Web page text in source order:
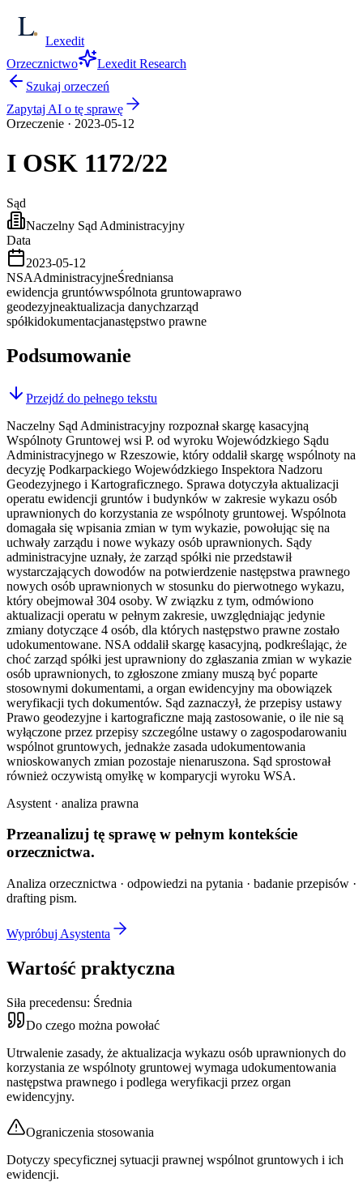
Lexedit
Orzecznictwo
Lexedit Research
Szukaj orzeczeń
Zapytaj AI o tę sprawę
Orzeczenie · 2023-05-12
I OSK 1172/22
Sąd
Naczelny Sąd Administracyjny
Data
2023-05-12
NSAAdministracyjneŚredniansa
ewidencja gruntówwspólnota gruntowaprawo
geodezyjneaktualizacja danychzarząd
spółkidokumentacjanastępstwo prawne
Podsumowanie
Przejdź do pełnego tekstu
Naczelny Sąd Administracyjny rozpoznał skargę kasacyjną
Wspólnoty Gruntowej wsi P. od wyroku Wojewódzkiego Sądu
Administracyjnego w Rzeszowie, który oddalił skargę wspólnoty na
decyzję Podkarpackiego Wojewódzkiego Inspektora Nadzoru
Geodezyjnego i Kartograficznego. Sprawa dotyczyła aktualizacji
operatu ewidencji gruntów i budynków w zakresie wykazu osób
uprawnionych do korzystania ze wspólnoty gruntowej. Wspólnota
domagała się wpisania zmian w tym wykazie, powołując się na
uchwały zarządu i nowe wykazy osób uprawnionych. Sądy
administracyjne uznały, że zarząd spółki nie przedstawił
wystarczających dowodów na potwierdzenie następstwa prawnego
nowych osób uprawnionych w stosunku do pierwotnego wykazu,
który obejmował 304 osoby. W związku z tym, odmówiono
aktualizacji operatu w pełnym zakresie, uwzględniając jedynie
zmiany dotyczące 4 osób, dla których następstwo prawne zostało
udokumentowane. NSA oddalił skargę kasacyjną, podkreślając, że
choć zarząd spółki jest uprawniony do zgłaszania zmian w wykazie
osób uprawnionych, to zgłoszone zmiany muszą być poparte
stosownymi dokumentami, a organ ewidencyjny ma obowiązek
weryfikacji tych dokumentów. Sąd zaznaczył, że przepisy ustawy
Prawo geodezyjne i kartograficzne mają zastosowanie, o ile nie są
wyłączone przez przepisy szczególne ustawy o zagospodarowaniu
wspólnot gruntowych, jednakże zasada udokumentowania
wnioskowanych zmian pozostaje nienaruszona. Sąd sprostował
również oczywistą omyłkę w komparycji wyroku WSA.
Asystent · analiza prawna
Przeanalizuj tę sprawę w pełnym kontekście
orzecznictwa.
Analiza orzecznictwa · odpowiedzi na pytania · badanie przepisów ·
drafting pism.
Wypróbuj Asystenta
Wartość praktyczna
Siła precedensu: Średnia
Do czego można powołać
Utrwalenie zasady, że aktualizacja wykazu osób uprawnionych do
korzystania ze wspólnoty gruntowej wymaga udokumentowania
następstwa prawnego i podlega weryfikacji przez organ
ewidencyjny.
Ograniczenia stosowania
Dotyczy specyficznej sytuacji prawnej wspólnot gruntowych i ich
ewidencji.